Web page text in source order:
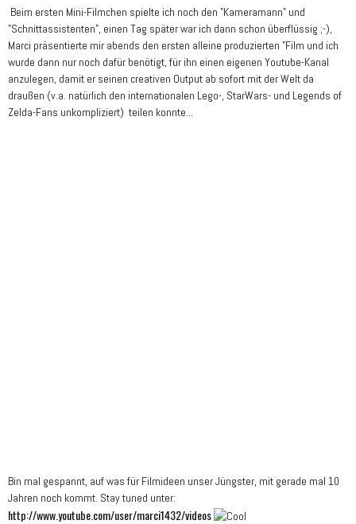
Beim ersten Mini-Filmchen spielte ich noch den "Kameramann" und
"Schnittassistenten", einen Tag später war ich dann schon überflüssig ;-),
Marci präsentierte mir abends den ersten alleine produzierten "Film und ich
wurde dann nur noch dafür benötigt, für ihn einen eigenen Youtube-Kanal
anzulegen, damit er seinen creativen Output ab sofort mit der Welt da
draußen (v.a. natürlich den internationalen Lego-, StarWars- und Legends of
Zelda-Fans unkompliziert) teilen konnte...
Bin mal gespannt, auf was für Filmideen unser Jüngster, mit gerade mal 10
Jahren noch kommt. Stay tuned unter:
http://www.youtube.com/user/marci1432/videos